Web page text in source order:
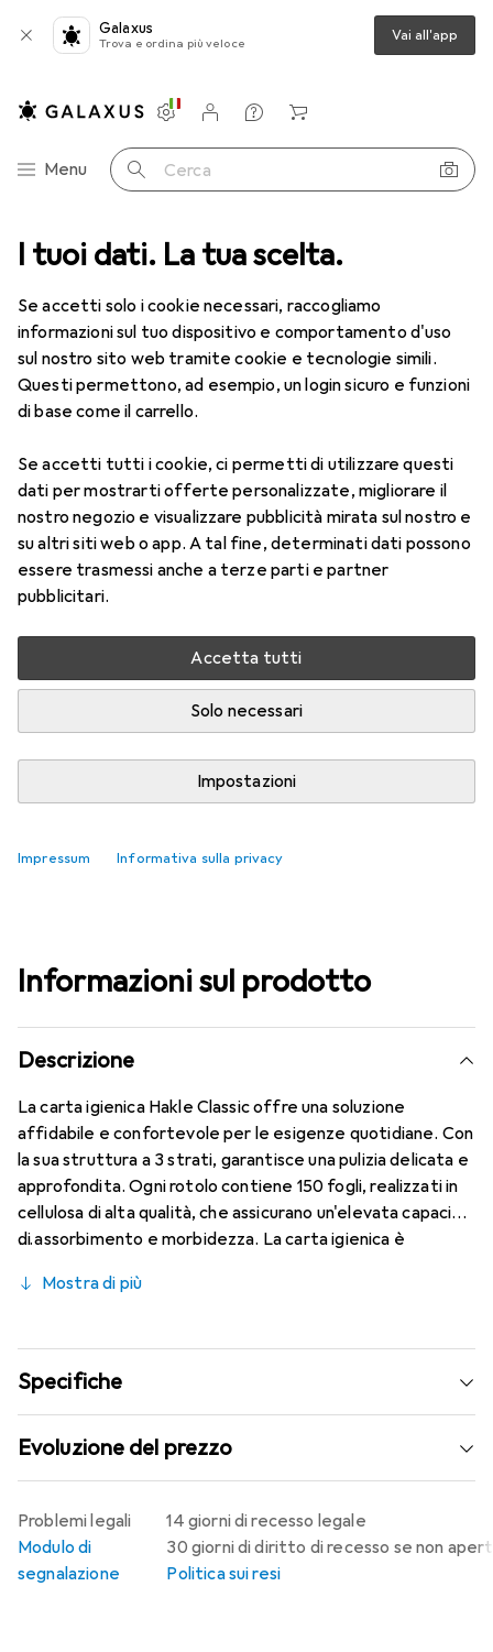
I tuoi dati. La tua scelta.
Se accetti solo i cookie necessari, raccogliamo
informazioni sul tuo dispositivo e comportamento d'uso
sul nostro sito web tramite cookie e tecnologie simili.
Questi permettono, ad esempio, un login sicuro e funzioni
di base come il carrello.
Se accetti tutti i cookie, ci permetti di utilizzare questi
dati per mostrarti offerte personalizzate, migliorare il
nostro negozio e visualizzare pubblicità mirata sul nostro e
su altri siti web o app. A tal fine, determinati dati possono
essere trasmessi anche a terze parti e partner
pubblicitari.
Accetta tutti
Solo necessari
Impostazioni
Impressum Informativa sulla privacy
Galaxus
Trova e ordina più veloce Vai all'app
Categoria Navigazione
Menu Cerca
Impostazioni
Conto cliente
Liste di confronto
Liste dei desideri
Carrello
per la casa Carta igienica Hakle Carta igienica Classic bianca
1 Immagine
HakleCarta igienica Classic bianca
Prezzo in EUR IVA incl.
EUR
20,61 EUR
0,86/1pz.
5
Valutazioni Marca
Altri prodotti Hakle
Consegna tra ven, 14/8 e mar, 18/8
Più di 10 pezzi in stock presso il fornitore
Confronta Salva nella lista
Spedizione gratuita a partire da 39,–
Informazioni sul prodotto
Descrizione
La carta igienica Hakle Classic offre una soluzione
affidabile e confortevole per le esigenze quotidiane. Con
la sua struttura a 3 strati, garantisce una pulizia delicata e
approfondita. Ogni rotolo contiene 150 fogli, realizzati in
cellulosa di alta qualità, che assicurano un'elevata capacità
di assorbimento e morbidezza. La carta igienica è
uso a lungo termine. Il colore bianco e il design semplice si
rappresenta qualità e sostenibilità, anche se questo
prodotto non è realizzato con materiali riciclati. È
un'ottima scelta per chi apprezza il comfort e la
Mostra di più
Specifiche
Evoluzione del prezzo
14 giorni di recesso legale
30 giorni di diritto di recesso se non
Politica sui resi
Problemi legali
Modulo di
segnalazione